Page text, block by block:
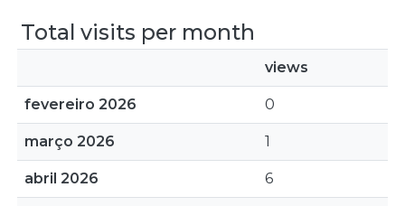
Total visits per month
views
fevereiro 2026 0
março 2026 1
abril 2026 6